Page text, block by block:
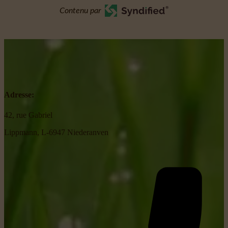
Contenu par
Adresse:
42, rue Gabriel
Lippmann, L-6947 Niederanven